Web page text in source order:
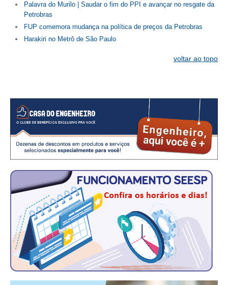
AUTÔNOMOS E SERVIÇOS
NEWSLETTER
ENGENHEIRO EMPREENDEDOR
SEESP EDUCAÇÃO
BENEFÍCIOS
APOSENTADORIA
CONVÊNIOS
PLANO DE SAÚDE
SEESPPREV
CONSÓRCIOS
Palavra do Murilo | Saudar o fim do PPI e avançar no resgate da
Petrobras
FUP comemora mudança na política de preços da Petrobras
Harakiri no Metrô de São Paulo
voltar ao topo